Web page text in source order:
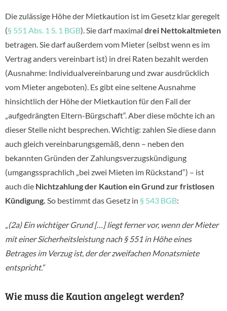
Die zulässige Höhe der Mietkaution ist im Gesetz klar geregelt
(§ 551 Abs. 1 S. 1 BGB). Sie darf maximal drei Nettokaltmieten
betragen. Sie darf außerdem vom Mieter (selbst wenn es im
Vertrag anders vereinbart ist) in drei Raten bezahlt werden
(Ausnahme: Individualvereinbarung und zwar ausdrücklich
vom Mieter angeboten). Es gibt eine seltene Ausnahme
hinsichtlich der Höhe der Mietkaution für den Fall der
„aufgedrängten Eltern-Bürgschaft“. Aber diese möchte ich an
dieser Stelle nicht besprechen. Wichtig: zahlen Sie diese dann
auch gleich vereinbarungsgemäß, denn – neben den
bekannten Gründen der Zahlungsverzugskündigung
(umgangssprachlich „bei zwei Mieten im Rückstand“) – ist
auch die Nichtzahlung der Kaution ein Grund zur fristlosen
Kündigung. So bestimmt das Gesetz in § 543 BGB:
„(2a) Ein wichtiger Grund […] liegt ferner vor, wenn der Mieter
mit einer Sicherheitsleistung nach § 551 in Höhe eines
Betrages im Verzug ist, der der zweifachen Monatsmiete
entspricht.“
Wie muss die Kaution angelegt werden?